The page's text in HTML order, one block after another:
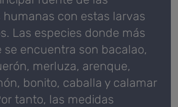
con estas larvas
Las especies donde más
encuentra son bacalao,
merluza, arenque,
bonito, caballa y calamar
tanto, las medidas